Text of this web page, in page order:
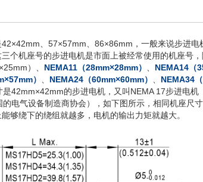
、57×57mm、86×86mm，一般来说步进电
个机座号的步进电机是市面上被经常使用的机座号
）、 NEMA11（28mm×28mm） NEMA14（
） NEMA24（60mm×60mm） NEMA34
42mm×42mm的步进电机，又叫NEMA 17步进电
电气设备制造商协会），如下图所示，相同机座尺
够绕下的绕组就越多，电机的输出力矩就越大。